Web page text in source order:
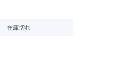
在庫切れ